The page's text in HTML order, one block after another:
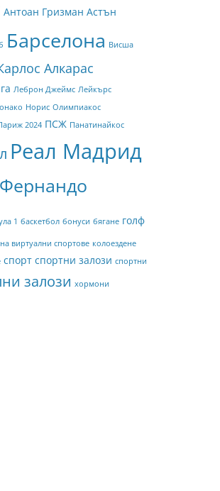
Антоан Гризман Астън
Барселона Висша
Алкарас
Леброн Джеймс Лейкърс
Норис Олимпиакос
2024 ПСЖ Панатинайкос
Реал Мадрид
Фернандо
1 баскетбол бонуси бягане голф
виртуални спортове колоездене
спорт спортни залози спортни
залози хормони